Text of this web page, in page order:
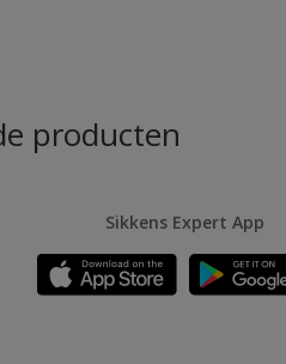
producten
Sikkens Expert App